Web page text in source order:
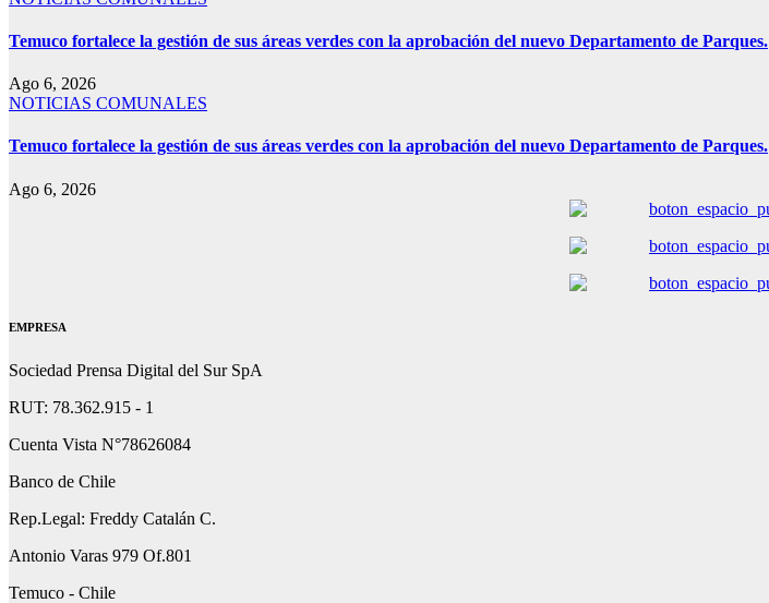
Temuco fortalece la gestión de sus áreas verdes con la aprobación del nuevo Departamento de Parques.
Ago 6, 2026
NOTICIAS COMUNALES
Temuco fortalece la gestión de sus áreas verdes con la aprobación del nuevo Departamento de Parques.
Ago 6, 2026
EMPRESA
Sociedad Prensa Digital del Sur SpA
RUT: 78.362.915 - 1
Cuenta Vista N°78626084
Banco de Chile
Rep.Legal: Freddy Catalán C.
Antonio Varas 979 Of.801
Temuco - Chile